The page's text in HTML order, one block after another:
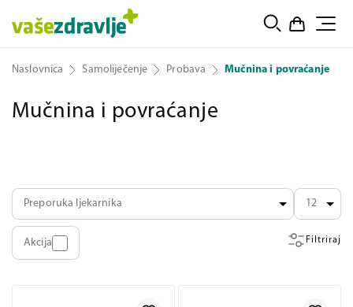
Naslovnica Samoliječenje Probava Mučnina i povraćanje
Mučnina i povraćanje
Filtriraj
Akcija
Preporuka ljekarnika 12